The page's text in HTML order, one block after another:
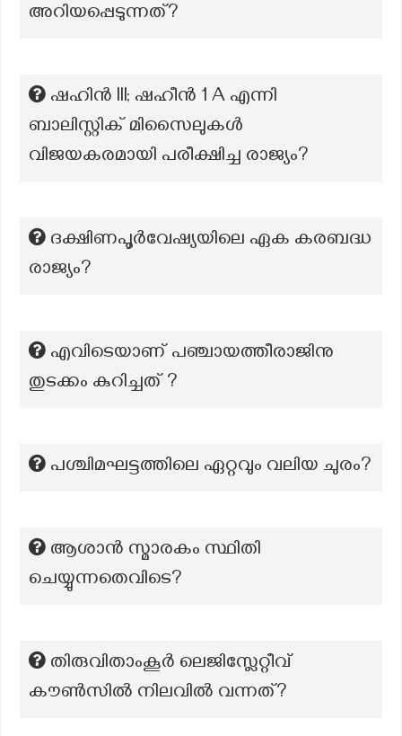
അറിയപ്പെടുന്നത്?
ഷഹിൻ III; ഷഹീൻ 1 A എന്നി
ബാലിസ്റ്റിക് മിസൈലുകൾ
വിജയകരമായി പരീക്ഷിച്ച രാജ്യം?
ദക്ഷിണപൂർവേഷ്യയിലെ ഏക കരബദ്ധ
രാജ്യം?
എവിടെയാണ് പഞ്ചായത്തീരാജിനു
തുടക്കം കുറിച്ചത് ?
പശ്ചിമഘട്ടത്തിലെ ഏറ്റവും വലിയ ചുരം?
ആശാൻ സ്മാരകം സ്ഥിതി
ചെയ്യുന്നതെവിടെ?
തിരുവിതാംകൂർ ലെജിസ്ലേറ്റീവ്
കൗൺസിൽ നിലവിൽ വന്നത്?